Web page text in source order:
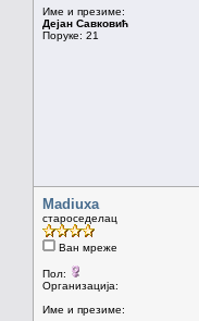
Име и презиме:
Дејан Савковић
Поруке: 21
Madiuxa
староседелац
Ван мреже
Пол:
Организација:
Име и презиме: